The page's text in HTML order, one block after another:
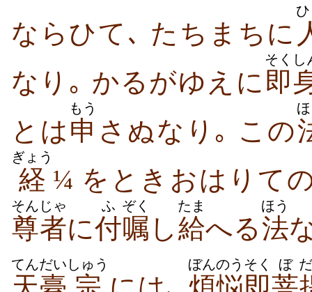
ならひて､ たちまちに
なり｡ かるがゆえに即
そくし
とは申
もう
さぬなり｡ この
経
ぎょう
¼ をときおはりて
尊者
そんじゃ
に付
ふ
嘱
ぞく
し給
たま
へる法
ほう
てんだい しゅう ぼんのう そく ぼ